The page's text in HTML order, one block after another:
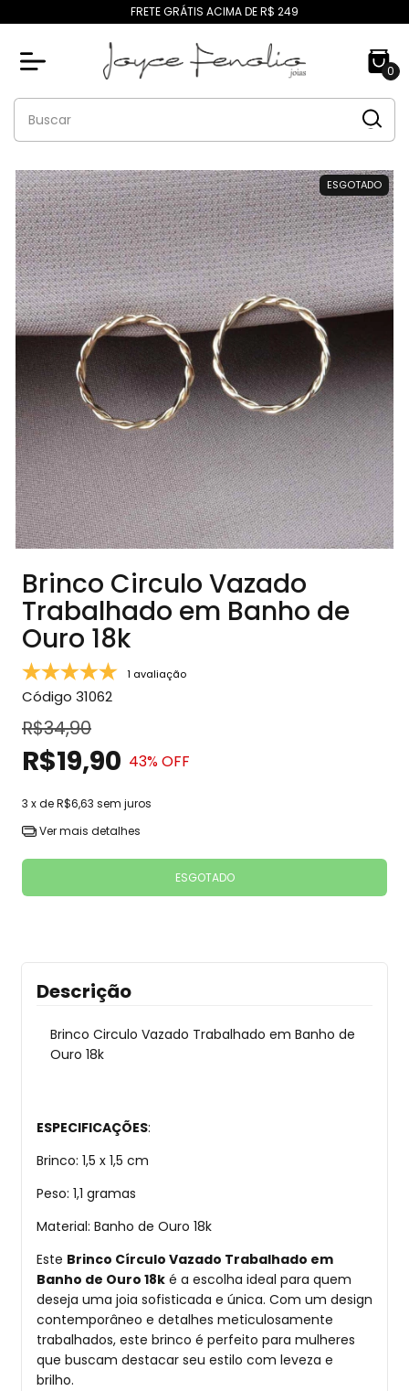
FRETE GRÁTIS ACIMA DE R$ 249
0
ESGOTADO
Brinco Circulo Vazado
Trabalhado em Banho de
Ouro 18k
1 avaliação
Código 31062
R$34,90
R$19,90 43% OFF
3 x deR$6,63 sem juros
Ver mais detalhes
Descrição
Brinco Circulo Vazado Trabalhado em Banho de
Ouro 18k
ESPECIFICAÇÕES:
Brinco: 1,5 x 1,5 cm
Peso: 1,1 gramas
Material: Banho de Ouro 18k
Este Brinco Círculo Vazado Trabalhado em
Banho de Ouro 18k é a escolha ideal para quem
deseja uma joia sofisticada e única. Com um design
contemporâneo e detalhes meticulosamente
trabalhados, este brinco é perfeito para mulheres
que buscam destacar seu estilo com leveza e
brilho.